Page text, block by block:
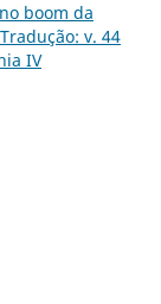
boom da
v. 44
IV